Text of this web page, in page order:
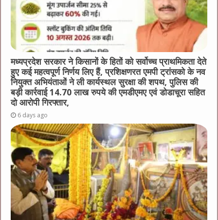
मध्यप्रदेश सरकार ने किसानों के हितों को सर्वोच्च प्राथमिकता देते
हुए कई महत्वपूर्ण निर्णय लिए हैं, प्रशिक्षणरत एमपी ट्रांसको के नव
नियुक्त अभियंताओं ने ली कार्यस्थल सुरक्षा की शपथ, पुलिस की
बड़ी कार्रवाई 14.70 लाख रुपये की एमडीएमए एवं डोडाचूरा सहित
दो आरोपी गिरफ्तार,
6 days ago